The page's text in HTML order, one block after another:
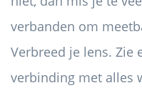
verbanden om
Verbreed je lens. Zie
verbinding met alles